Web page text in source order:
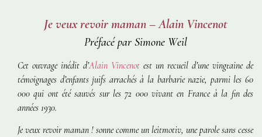
Je veux revoir maman – Alain Vincenot
Préfacé par Simone Weil
Cet ouvrage inédit d’Alain Vincenot est un recueil d’une vingtaine de
témoignages d’enfants juifs arrachés à la barbarie nazie, parmi les 60
000 qui ont été sauvés sur les 72 000 vivant en France à la fin des
années 1930.
Je veux revoir maman ! sonne comme un leitmotiv, une parole sans cesse